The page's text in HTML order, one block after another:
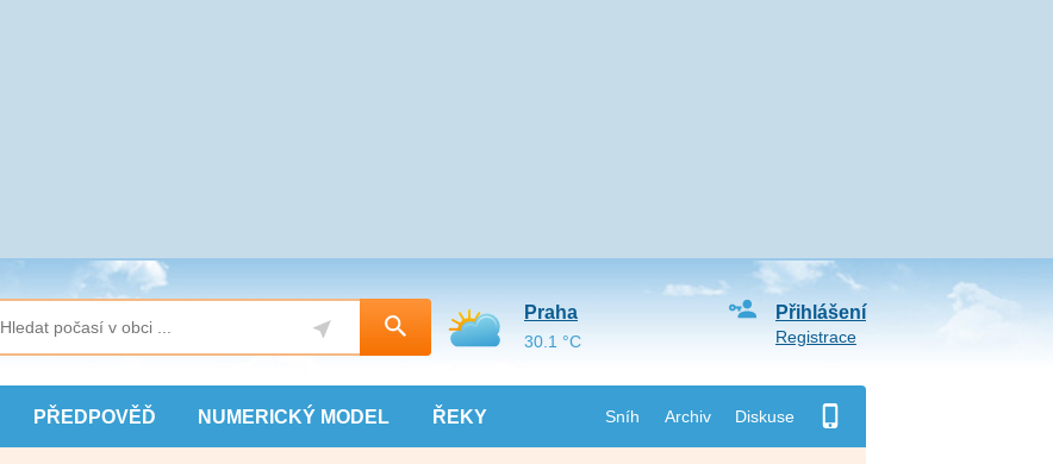
PŘEDPOVĚĎ NUMERICKÝ MODEL ŘEKY Sníh Archiv Diskuse
Přihlášení
Registrace
Praha
30.1 °C